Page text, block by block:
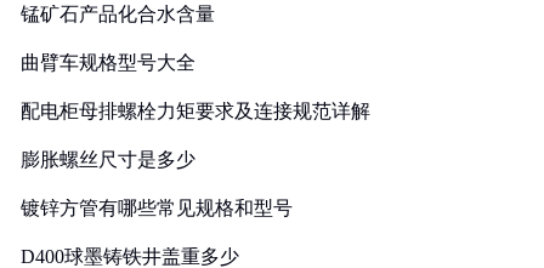
锰矿石产品化合水含量
曲臂车规格型号大全
配电柜母排螺栓力矩要求及连接规范详解
膨胀螺丝尺寸是多少
镀锌方管有哪些常见规格和型号
D400球墨铸铁井盖重多少